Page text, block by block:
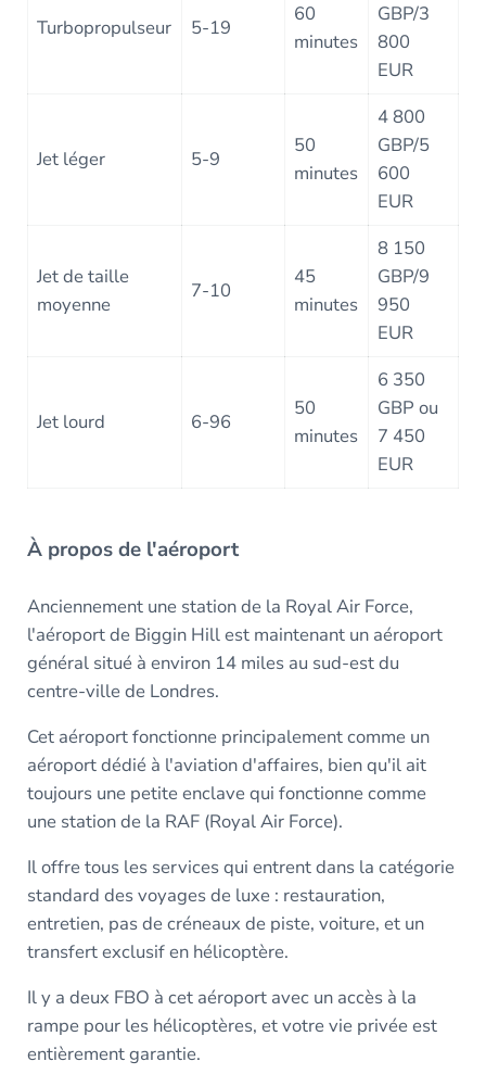
Turbopropulseur 5-19
60
minutes
GBP/3
800
EUR
Jet léger 5-9
50
minutes
4 800
GBP/5
600
EUR
Jet de taille
moyenne
7-10
45
minutes
8 150
GBP/9
950
EUR
Jet lourd 6-96
50
minutes
6 350
GBP ou
7 450
EUR
À propos de l'aéroport
Anciennement une station de la Royal Air Force,
l'aéroport de Biggin Hill est maintenant un aéroport
général situé à environ 14 miles au sud-est du
centre-ville de Londres.
Cet aéroport fonctionne principalement comme un
aéroport dédié à l'aviation d'affaires, bien qu'il ait
toujours une petite enclave qui fonctionne comme
une station de la RAF (Royal Air Force).
Il offre tous les services qui entrent dans la catégorie
standard des voyages de luxe : restauration,
entretien, pas de créneaux de piste, voiture, et un
transfert exclusif en hélicoptère.
Il y a deux FBO à cet aéroport avec un accès à la
rampe pour les hélicoptères, et votre vie privée est
entièrement garantie.